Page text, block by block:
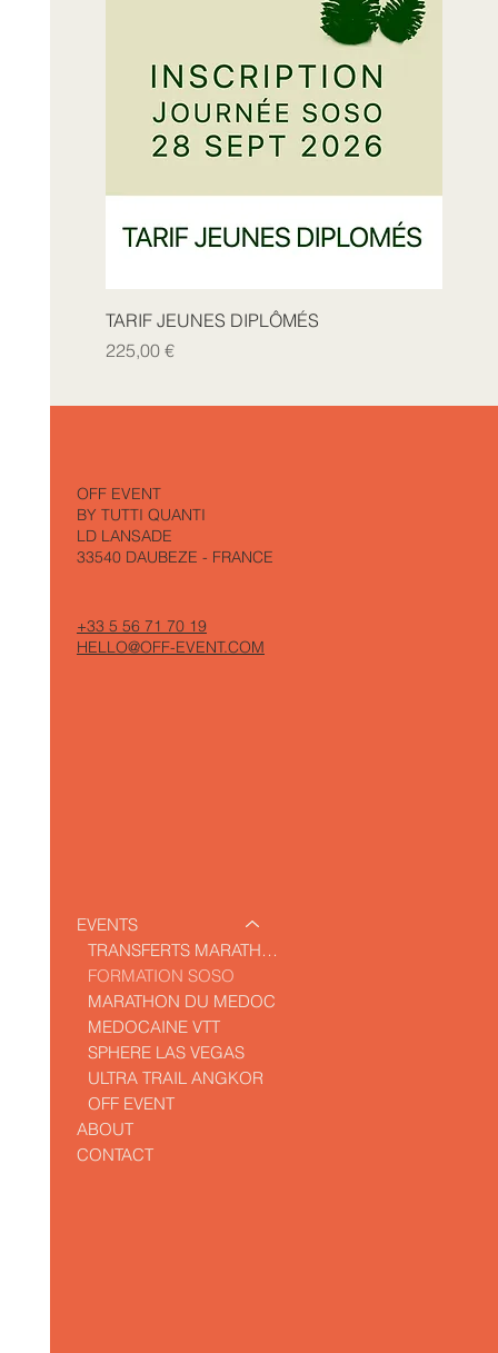
TARIF JEUNES DIPLÔMÉS
Prix
225,00 €
OFF EVENT
BY TUTTI QUANTI
LD LANSADE
33540 DAUBEZE - FRANCE
+33 5 56 71 70 19
HELLO@OFF-EVENT.COM
EVENTS
TRANSFERTS MARATHON DU MEDOC
FORMATION SOSO
MARATHON DU MEDOC
MEDOCAINE VTT
SPHERE LAS VEGAS
ULTRA TRAIL ANGKOR
OFF EVENT
ABOUT
CONTACT